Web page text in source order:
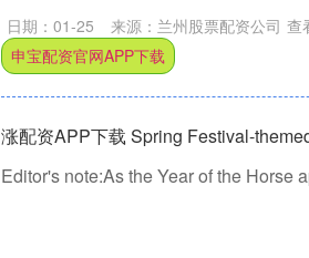
日期：01-25 来源：兰州股票配资公司 查
申宝配资官网APP下载
涨配资APP下载 Spring Festival-
Editor's note:As the Year of the Horse